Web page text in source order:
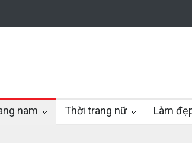
nam Thời trang nữ Làm